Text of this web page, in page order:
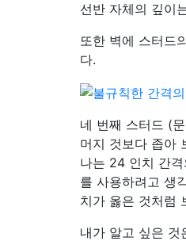
선반 자체의 깊이
또한 벽에 스터드
다.
네 번째 스터드 (
머지 것보다 좁아
나는 24 인치 간
를 사용하려고 생
치가 옳은 것처럼
내가 알고 싶은 것